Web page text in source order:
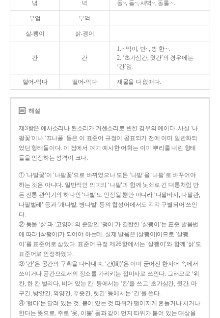
녘 녁 동~, 들~, 새벽~, 동틀 ~.
부엌 부억
살-쾡이 삵-괭이
칸 간
1. ~막이, 빈~, 방 한 ~.
2. ‘초가삼간, 윗간’의 경우에는
‘간’임.
털어-먹다 떨어-먹다 재물을 다 없애다.
해설
제3항은 예사소리나 된소리가 거센소리로 변한 경우의 예이다. 사실 ‘나
팔꽃’이나 ‘끄나풀’ 등은 이 표준어 규정이 공표되기 전에 이미 일반화되
었던 형태들이다. 이 점에서 여기 예시한 어휘는 이미 뿌리를 내린 형태
들을 인정하는 성격이 크다.
① ‘나발꽃’이 ‘나팔꽃’으로 바뀌었으나 모든 ‘나발’을 ‘나팔’로 바꾸어야
하는 것은 아니다. 일반적인 의미의 ‘나팔’과 함께 놋쇠로 긴 대롱처럼 만
든 전통 관악기의 하나인 ‘나발’도 인정될 뿐만 아니라 ‘나팔바지, 나팔관,
나팔벌레’ 등과 ‘개나발, 병나발’ 등의 합성어에서도 각각 구별되어 쓰인
다.
② 동물 ‘삵’과 ‘고양이’의 준말인 ‘괭이’가 결합한 ‘삵괭이’는 표준 발음법
에 따라 [삭꽹이]가 되어야 하는데, 실제 발음은 [살쾡이]이므로 ‘살쾡
이’를 표준어로 삼았다. 표준어 규정 제26항에서는 ‘살쾡이’와 함께 ‘삵’도
표준어로 인정하였다.
③ ‘칸’은 공간의 구획을 나타내며, ‘간(間)’은 이미 굳어진 한자어 속에서
쓰이거나 공간으로서의 장소를 가리키는 접미사로 쓰인다. 그러므로 ‘위
칸, 한 칸 벌리다, 비어 있는 칸’ 등에서는 ‘칸’을 쓰고 ‘초가삼간, 뒷간, 마
구간, 방앗간, 외양간, 푸줏간, 헛간’ 등에서는 ‘간’을 쓴다.
④ ‘털다’는 달려 있는 것, 붙어 있는 것 따위가 떨어지게 흔들거나 치거나
한다는 뜻으로, 주로 ‘옷, 이불’ 등과 같이 먼지 따위가 붙어 있는 대상을